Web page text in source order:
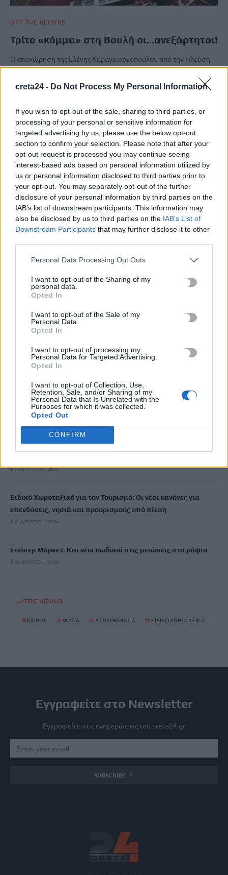
creta24 - Do Not Process My Personal Information
If you wish to opt-out of the sale, sharing to third parties, or
processing of your personal or sensitive information for
targeted advertising by us, please use the below opt-out
section to confirm your selection. Please note that after your
opt-out request is processed you may continue seeing
interest-based ads based on personal information utilized by
us or personal information disclosed to third parties prior to
your opt-out. You may separately opt-out of the further
disclosure of your personal information by third parties on the
IAB’s list of downstream participants. This information may
also be disclosed by us to third parties on the IAB’s List of
Downstream Participants that may further disclose it to other
Personal Data Processing Opt Outs
I want to opt-out of the Sharing of my
personal data.
Opted In
I want to opt-out of the Sale of my
Personal Data.
Opted In
I want to opt-out of processing my
Personal Data for Targeted Advertising.
Opted In
I want to opt-out of Collection, Use,
Retention, Sale, and/or Sharing of my
Personal Data that Is Unrelated with the
Purposes for which it was collected.
Opted Out
CONFIRM
OFF THE RECORD
Τρίτο «κόμμα» στη Βουλή οι…ανεξάρτητοι!
Η αποχώρηση της Ελένης Καραγεωργοπούλου από την Πλεύση
Ελευθερίας την Τρίτη (10/2) και η δήλωσή της όταν δεν…
Newsroom 11 Φεβρουαρίου, 2026
ΡΟΗ ΕΙΔΗΣΕΩΝ
Κορυφώνεται η έξοδος των αδειούχων ενόψει
Δεκαπενταύγουστου – Γεμάτα αναχωρούν τα πλοία
8 Αυγούστου, 2026
Καύσωνας και υψηλή ζήτηση εκτοξεύουν τις τιμές ρεύματος
8 Αυγούστου, 2026
Πότε λήγουν τα προγράμματα «Ανακαίνιση Κατοικίας» και
«Σπίτι μου ΙΙ»
8 Αυγούστου, 2026
Μόνιμοι διορισμοί εκπαιδευτικών: Μέχρι πότε γίνεται η
υποβολή αιτήσεων
8 Αυγούστου, 2026
Κολομβίας – Ο «Τίγρης» εκατομμυριούχος
8 Αυγούστου, 2026
«Καμίνι» η χώρα: Έως 39°C και μελτέμια έως 8 μποφόρ – Ο
καιρός στην Κρήτη
8 Αυγούστου, 2026
Αττικοβοιωτία: Με 6 βόμβες Χιροσίμα ισούται η ενέργεια από
8 Αυγούστου, 2026
Ειδικό Χωροταξικό για τον Τουρισμό: Οι νέοι κανόνες για
επενδύσεις, νησιά και προορισμούς υπό πίεση
8 Αυγούστου, 2026
Σούπερ Μάρκετ: Και νέοι κωδικοί στις μειώσεις στα ράφια
8 Αυγούστου, 2026
TRENDING
# ΚΑΙΡΟΣ # ΦΩΤΙΑ # ΑΤΤΙΚΟΒΟΙΩΤΙΑ # ΕΙΔΙΚΟ ΧΩΡΟΤΑΞΙΚΟ
Εγγραφείτε στο Newsletter
Εγγραφείτε στις ενημερώσεις του creta24.gr
SUBSCRIBE